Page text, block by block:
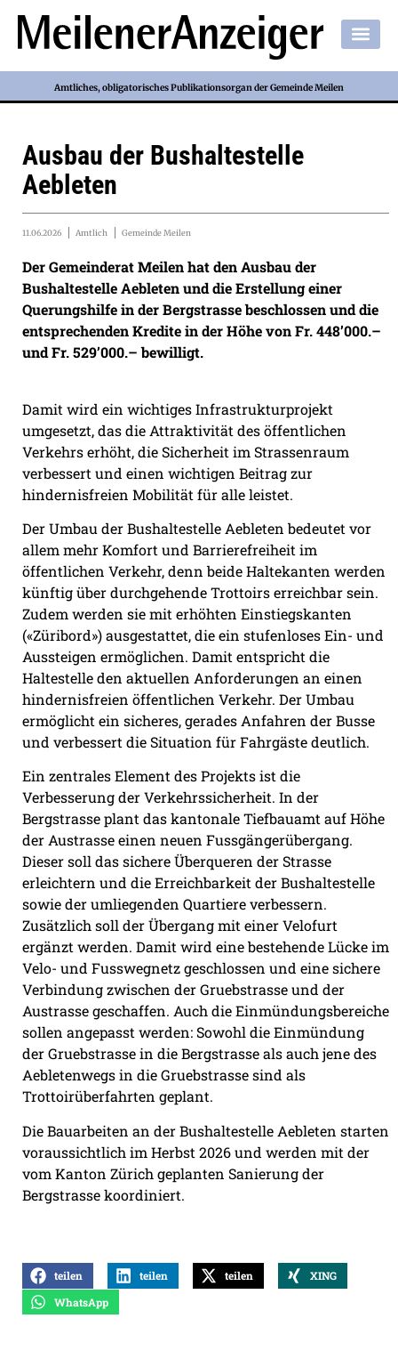
Amtliches, obligatorisches Publikationsorgan der Gemeinde Meilen
Ausbau der Bushaltestelle
Aebleten
11.06.2026 Amtlich Gemeinde Meilen
Der Gemeinderat Meilen hat den Ausbau der
Bushaltestelle Aebleten und die Erstellung einer
Querungshilfe in der Bergstrasse beschlossen und die
entsprechenden Kredite in der Höhe von Fr. 448’000.–
und Fr. 529’000.– bewilligt.
Damit wird ein wichtiges Infrastrukturprojekt
umgesetzt, das die Attraktivität des öffentlichen
Verkehrs erhöht, die Sicherheit im Strassenraum
verbessert und einen wichtigen Beitrag zur
hindernisfreien Mobilität für alle leistet.
Der Umbau der Bushaltestelle Aebleten bedeutet vor
allem mehr Komfort und Barrierefreiheit im
öffentlichen Verkehr, denn beide Haltekanten werden
künftig über durchgehende Trottoirs erreichbar sein.
Zudem werden sie mit erhöhten Einstiegskanten
(«Züribord») ausgestattet, die ein stufenloses Ein- und
Aussteigen ermöglichen. Damit entspricht die
Haltestelle den aktuellen Anforderungen an einen
hindernisfreien öffentlichen Verkehr. Der Umbau
ermöglicht ein sicheres, gerades Anfahren der Busse
und verbessert die Situation für Fahrgäste deutlich.
Ein zentrales Element des Projekts ist die
Verbesserung der Verkehrssicherheit. In der
Bergstrasse plant das kantonale Tiefbauamt auf Höhe
der Austrasse einen neuen Fussgängerübergang.
Dieser soll das sichere Überqueren der Strasse
erleichtern und die Erreichbarkeit der Bushaltestelle
sowie der umliegenden Quartiere verbessern.
Zusätzlich soll der Übergang mit einer Velofurt
ergänzt werden. Damit wird eine bestehende Lücke im
Velo- und Fusswegnetz geschlossen und eine sichere
Verbindung zwischen der Gruebstrasse und der
Austrasse geschaffen. Auch die Einmündungsbereiche
sollen angepasst werden: Sowohl die Einmündung
der Gruebstrasse in die Bergstrasse als auch jene des
Aebletenwegs in die Gruebstrasse sind als
Trottoirüberfahrten geplant.
Die Bauarbeiten an der Bushaltestelle Aebleten starten
voraussichtlich im Herbst 2026 und werden mit der
vom Kanton Zürich geplanten Sanierung der
Bergstrasse koordiniert.
teilen teilen teilen
XING
WhatsApp